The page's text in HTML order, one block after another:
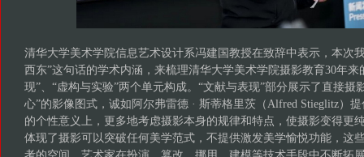
清华大学美术学院信息艺术设计系冯建国教授在致辞中表示，本次
西东”这句话的学术内涵，来梳理清华大学美术学院摄影教育30年来
现”、“虚构与实验”两个单元构成。“文献与表现”部分展示了直接摄
心”的影像图式，诚如阿尔弗雷德 · 斯蒂格里茨（Alfred Stieglitz）
的个性意义上，更多地考虑摄影本身的规律和特点，使摄影变得更
体现了摄影可以突破任何美学范式，不提供激发美学愉悦功能，这